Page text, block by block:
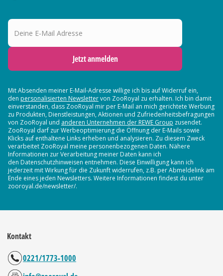
Deine E-Mail Adresse
Jetzt anmelden
Mit Absenden meiner E-Mail-Adresse willige ich bis auf Widerruf ein,
den personalisierten Newslettervon ZooRoyal zu erhalten. Ich bin damit
einverstanden, dass ZooRoyal mir per E-Mail an mich gerichtete Werbung
zu Produkten, Dienstleistungen, Aktionen und Zufriedenheitsbefragungen
von ZooRoyal und anderen Unternehmen der REWE Group zusendet.
ZooRoyal darf zur Werbeoptimierung die Öffnung der E-Mails sowie
Klicks auf enthaltene Links erheben und analysieren. Zu diesem Zweck
verarbeitet ZooRoyal meine personenbezogenen Daten. Nähere
Informationen zur Verarbeitung meiner Daten kann ich
den Datenschutzhinweisen entnehmen. Diese Einwilligung kann ich
jederzeit mit Wirkung für die Zukunft widerrufen, z.B. per Abmeldelink am
Ende eines jeden Newsletters. Weitere Informationen findest du unter
zooroyal.de/newsletter/.
Kontakt
0221/1773-1000